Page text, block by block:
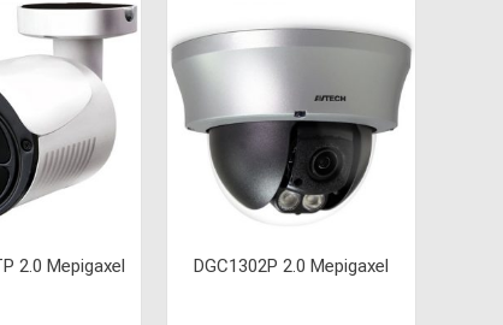
2.0 Mepigaxel DGC1302P 2.0 Mepigaxel